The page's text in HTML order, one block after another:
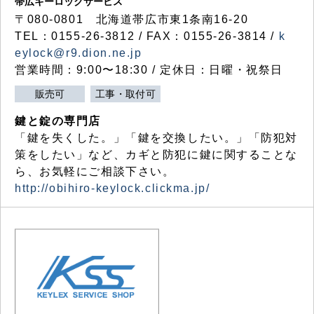
〒080-0801 北海道帯広市東1条南16-20
TEL：0155-26-3812 / FAX：0155-26-3814 / k
eylock@r9.dion.ne.jp
営業時間：9:00〜18:30 / 定休日：日曜・祝祭日
販売可 工事・取付可
鍵と錠の専門店
「鍵を失くした。」「鍵を交換したい。」「防犯対
策をしたい」など、カギと防犯に鍵に関することな
ら、お気軽にご相談下さい。
http://obihiro-keylock.clickma.jp/